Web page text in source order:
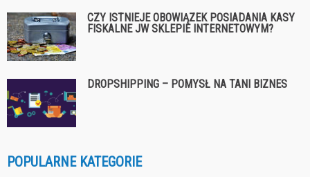
CZY ISTNIEJE OBOWIĄZEK POSIADANIA KASY
FISKALNE JW SKLEPIE INTERNETOWYM?
DROPSHIPPING – POMYSŁ NA TANI BIZNES
POPULARNE KATEGORIE